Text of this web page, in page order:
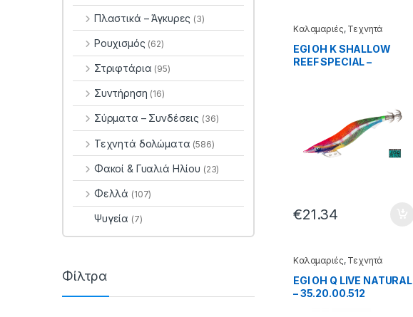
Καλαμαριές, Τεχνητά
δολώματα
EGI OH K SHALLOW
REEF SPECIAL –
€21.34
Καλαμαριές, Τεχνητά
δολώματα
EGI OH Q LIVE NATURAL
– 35.20.00.512
Πλαστικά – Άγκυρες (3)
Ρουχισμός (62)
Στριφτάρια (95)
Συντήρηση (16)
Σύρματα – Συνδέσεις (36)
Τεχνητά δολώματα (586)
Φακοί & Γυαλιά Ηλίου (23)
Φελλά (107)
Ψυγεία (7)
Φίλτρα